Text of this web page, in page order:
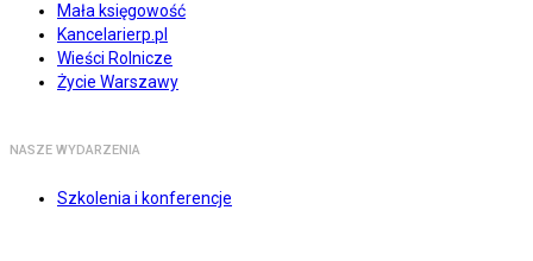
Mała księgowość
Kancelarierp.pl
Wieści Rolnicze
Życie Warszawy
NASZE WYDARZENIA
Szkolenia i konferencje